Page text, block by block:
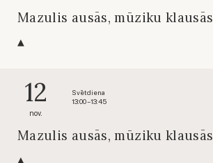
Mazulis ausās, mūziku klausās
12
nov.
Svētdiena
13:00 – 13:45
Mazulis ausās, mūziku klausās